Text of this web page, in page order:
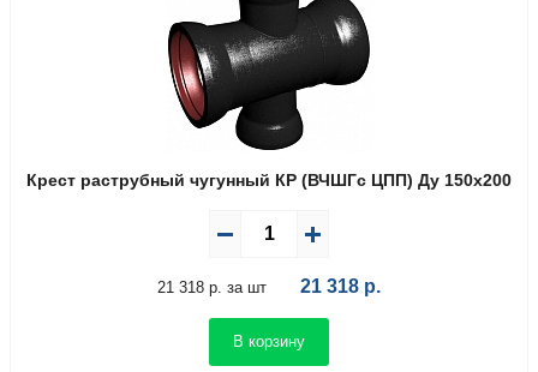
Крест раструбный чугунный КР (ВЧШГс ЦПП) Ду 150х200
21 318 р. за шт 21 318 р.
В корзину